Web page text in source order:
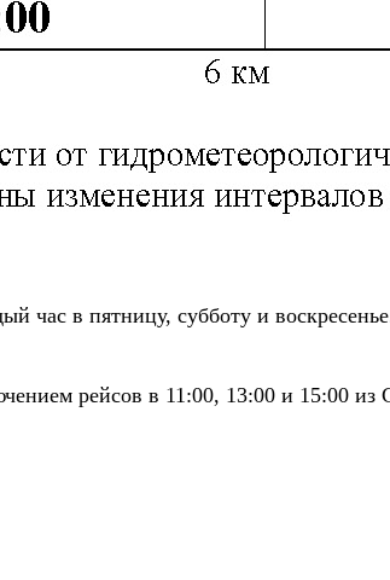
час в пятницу, субботу и
рейсов в 11:00, 13:00 и 15:00